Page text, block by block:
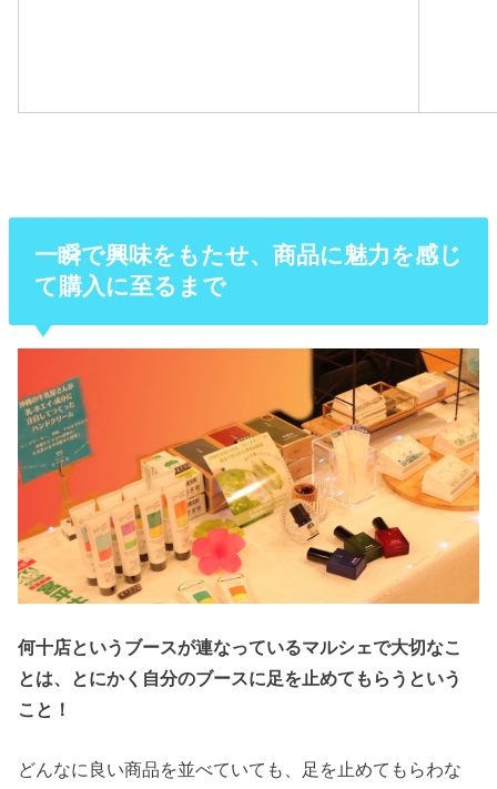
一瞬で興味をもたせ、商品に魅力を感じ
て購入に至るまで
何十店というブースが連なっているマルシェで大切なこ
とは、とにかく自分のブースに足を止めてもらうという
こと！
どんなに良い商品を並べていても、足を止めてもらわな